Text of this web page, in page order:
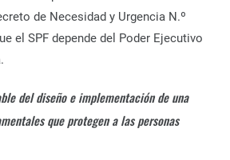
de Necesidad y Urgencia N.º
el SPF depende del Poder Ejecutivo
del diseño e implementación de una
que protegen a las personas